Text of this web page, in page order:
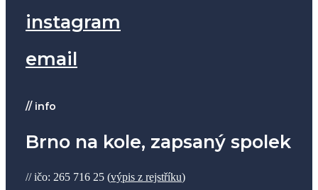
instagram
email
// info
Brno na kole, zapsaný spolek
// ičo: 265 716 25 (výpis z rejstříku)